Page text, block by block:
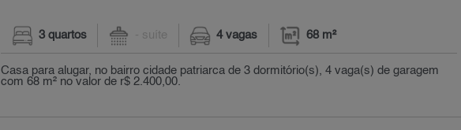
3 quartos - suíte 4 vagas 68 m²
Casa para alugar, no bairro cidade patriarca de 3 dormitório(s), 4 vaga(s) de garagem
com 68 m² no valor de r$ 2.400,00.